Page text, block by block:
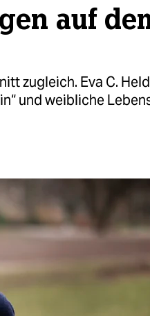
auf
zugleich. Eva C.
und weibliche